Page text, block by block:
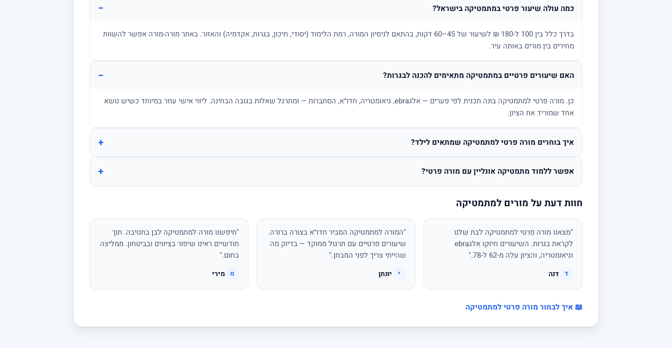
כמה עולה שיעור פרטי במתמטיקה בישראל? −
בדרך כלל בין 100 ל-180 ₪ לשיעור של 45–60 דקות, בהתאם לניסיון המורה, רמת הלימוד (יסודי, תיכון, בגרות, אקדמיה) והאזור. באתר מורה-מורה אפשר להשוות
מחירים בין מורים באותה עיר.
האם שיעורים פרטיים במתמטיקה מתאימים להכנה לבגרות? −
כן. מורה פרטי למתמטיקה בונה תכנית לפי פערים — אלגebra, גיאומטריה, חדו״א, הסתברות — ומתרגל שאלות בגובה הבחינה. ליווי אישי עוזר במיוחד כשיש נושא
אחד שמוריד את הציון.
איך בוחרים מורה פרטי למתמטיקה שמתאים לילד? +
אפשר ללמוד מתמטיקה אונליין עם מורה פרטי? +
חוות דעת על מורים למתמטיקה
"מצאנו מורה פרטי למתמטיקה לבת שלנו
לקראת בגרות. השיעורים חיזקו אלגebra
וגיאומטריה, והציון עלה מ-62 ל-78."
ד דנה
"המורה למתמטיקה הסביר חדו״א בצורה ברורה.
שיעורים פרטיים עם תרגול ממוקד — בדיוק מה
שהייתי צריך לפני המבחן."
י יונתן
"חיפשנו מורה למתמטיקה לבן בחטיבה. תוך
חודשיים ראינו שיפור בציונים ובביטחון. ממליצה
בחום."
מ מירי
📖 איך לבחור מורה פרטי למתמטיקה